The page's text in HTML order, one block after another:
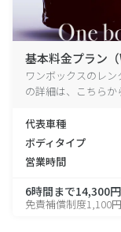
基本料金プラン（
ワンボックスのレ
の詳細は、こちらか
代表車種
ボディタイプ
営業時間
6時間まで14,300円
免責補償制度1,100円